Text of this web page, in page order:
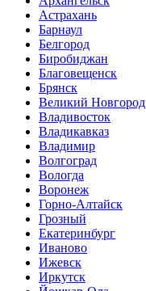
Астрахань
Барнаул
Белгород
Биробиджан
Благовещенск
Брянск
Великий Новгород
Владивосток
Владикавказ
Владимир
Волгоград
Вологда
Воронеж
Горно-Алтайск
Грозный
Екатеринбург
Иваново
Ижевск
Иркутск